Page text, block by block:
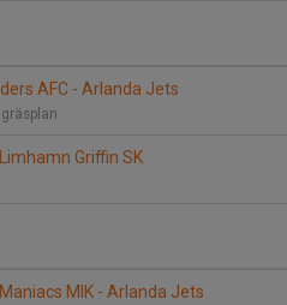
AFC - Arlanda Jets
Griffin SK
MIK - Arlanda Jets